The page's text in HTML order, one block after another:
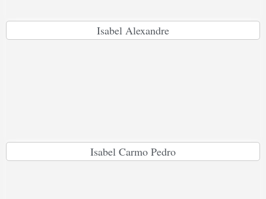
Isabel Alexandre
Isabel Carmo Pedro